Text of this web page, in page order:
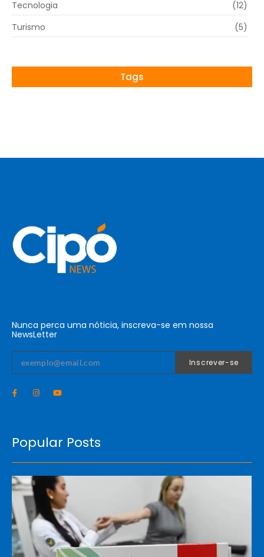
Tecnologia
(12)
Turismo
(5)
Tags
Nunca perca uma nóticia, inscreva-se em nossa
NewsLetter
Inscrever-se
Popular Posts